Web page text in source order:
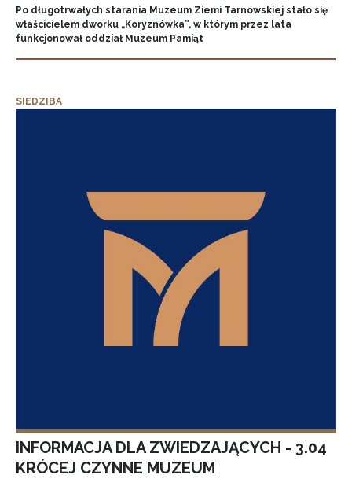
Po długotrwałych starania Muzeum Ziemi Tarnowskiej stało się
właścicielem dworku „Koryznówka”, w którym przez lata
funkcjonował oddział Muzeum Pamiąt
SIEDZIBA
INFORMACJA DLA ZWIEDZAJĄCYCH - 3.04
KRÓCEJ CZYNNE MUZEUM